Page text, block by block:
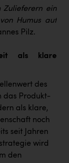
Zulieferern ein
Humus auf
Pilz.
als klare
des
das Produkt-
als klare,
noch
seit Jahren
wird
den